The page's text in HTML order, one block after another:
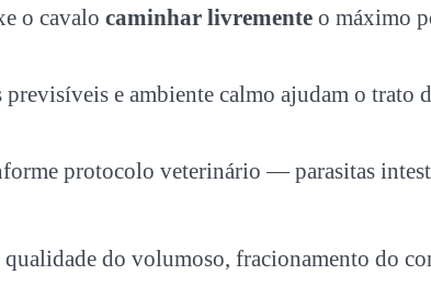
o cavalo caminhar livremente o máximo
e ambiente calmo ajudam o trato
protocolo veterinário — parasitas
do volumoso, fracionamento do